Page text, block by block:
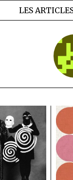
LES